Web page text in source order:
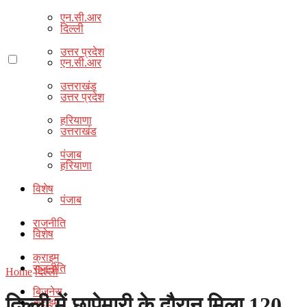
एन.सी.आर
उत्तर प्रदेश
उत्तराखंड
हरियाणा
पंजाब
विशेष
राजनीति
क्राइम
बिज़नेस
दिल्ली
एन.सी.आर
उत्तर प्रदेश
उत्तराखंड
हरियाणा
पंजाब
विशेष
राजनीति
क्राइम
Home दिल्ली